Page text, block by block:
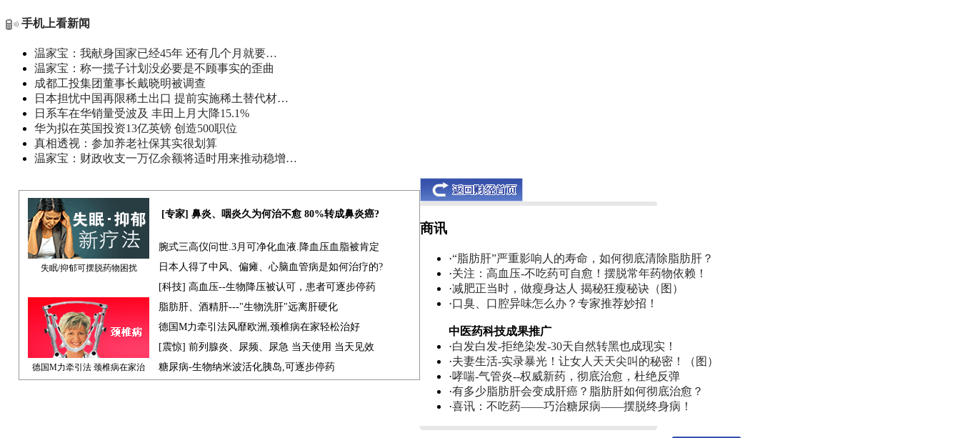
手机上看新闻
温家宝：我献身国家已经45年 还有几个月就要…
温家宝：称一揽子计划没必要是不顾事实的歪曲
成都工投集团董事长戴晓明被调查
日本担忧中国再限稀土出口 提前实施稀土替代材…
日系车在华销量受波及 丰田上月大降15.1%
华为拟在英国投资13亿英镑 创造500职位
真相透视：参加养老社保其实很划算
温家宝：财政收支一万亿余额将适时用来推动稳增…
失眠/抑郁可摆脱药物困扰
[专家] 鼻炎、咽炎久为何治不愈 80%转成鼻炎癌?
腕式三高仪问世.3月可净化血液.降血压血脂被肯定
日本人得了中风、偏瘫、心脑血管病是如何治疗的?
[科技] 高血压--生物降压被认可，患者可逐步停药
德国M力牵引法 颈椎病在家治
脂肪肝、酒精肝---"生物洗肝"远离肝硬化
德国M力牵引法风靡欧洲,颈椎病在家轻松治好
[震惊] 前列腺炎、尿频、尿急 当天使用 当天见效
糖尿病-生物纳米波活化胰岛,可逐步停药
商讯
·“脂肪肝”严重影响人的寿命，如何彻底清除脂肪肝？
·关注：高血压-不吃药可自愈！摆脱常年药物依赖！
·减肥正当时，做瘦身达人 揭秘狂瘦秘诀（图）
·口臭、口腔异味怎么办？专家推荐妙招！
中医药科技成果推广
·白发白发-拒绝染发-30天自然转黑也成现实！
·夫妻生活-实录暴光！让女人天天尖叫的秘密！（图）
·哮喘-气管炎--权威新药，彻底治愈，杜绝反弹
·有多少脂肪肝会变成肝癌？脂肪肝如何彻底治愈？
·喜讯：不吃药——巧治糖尿病——摆脱终身病！